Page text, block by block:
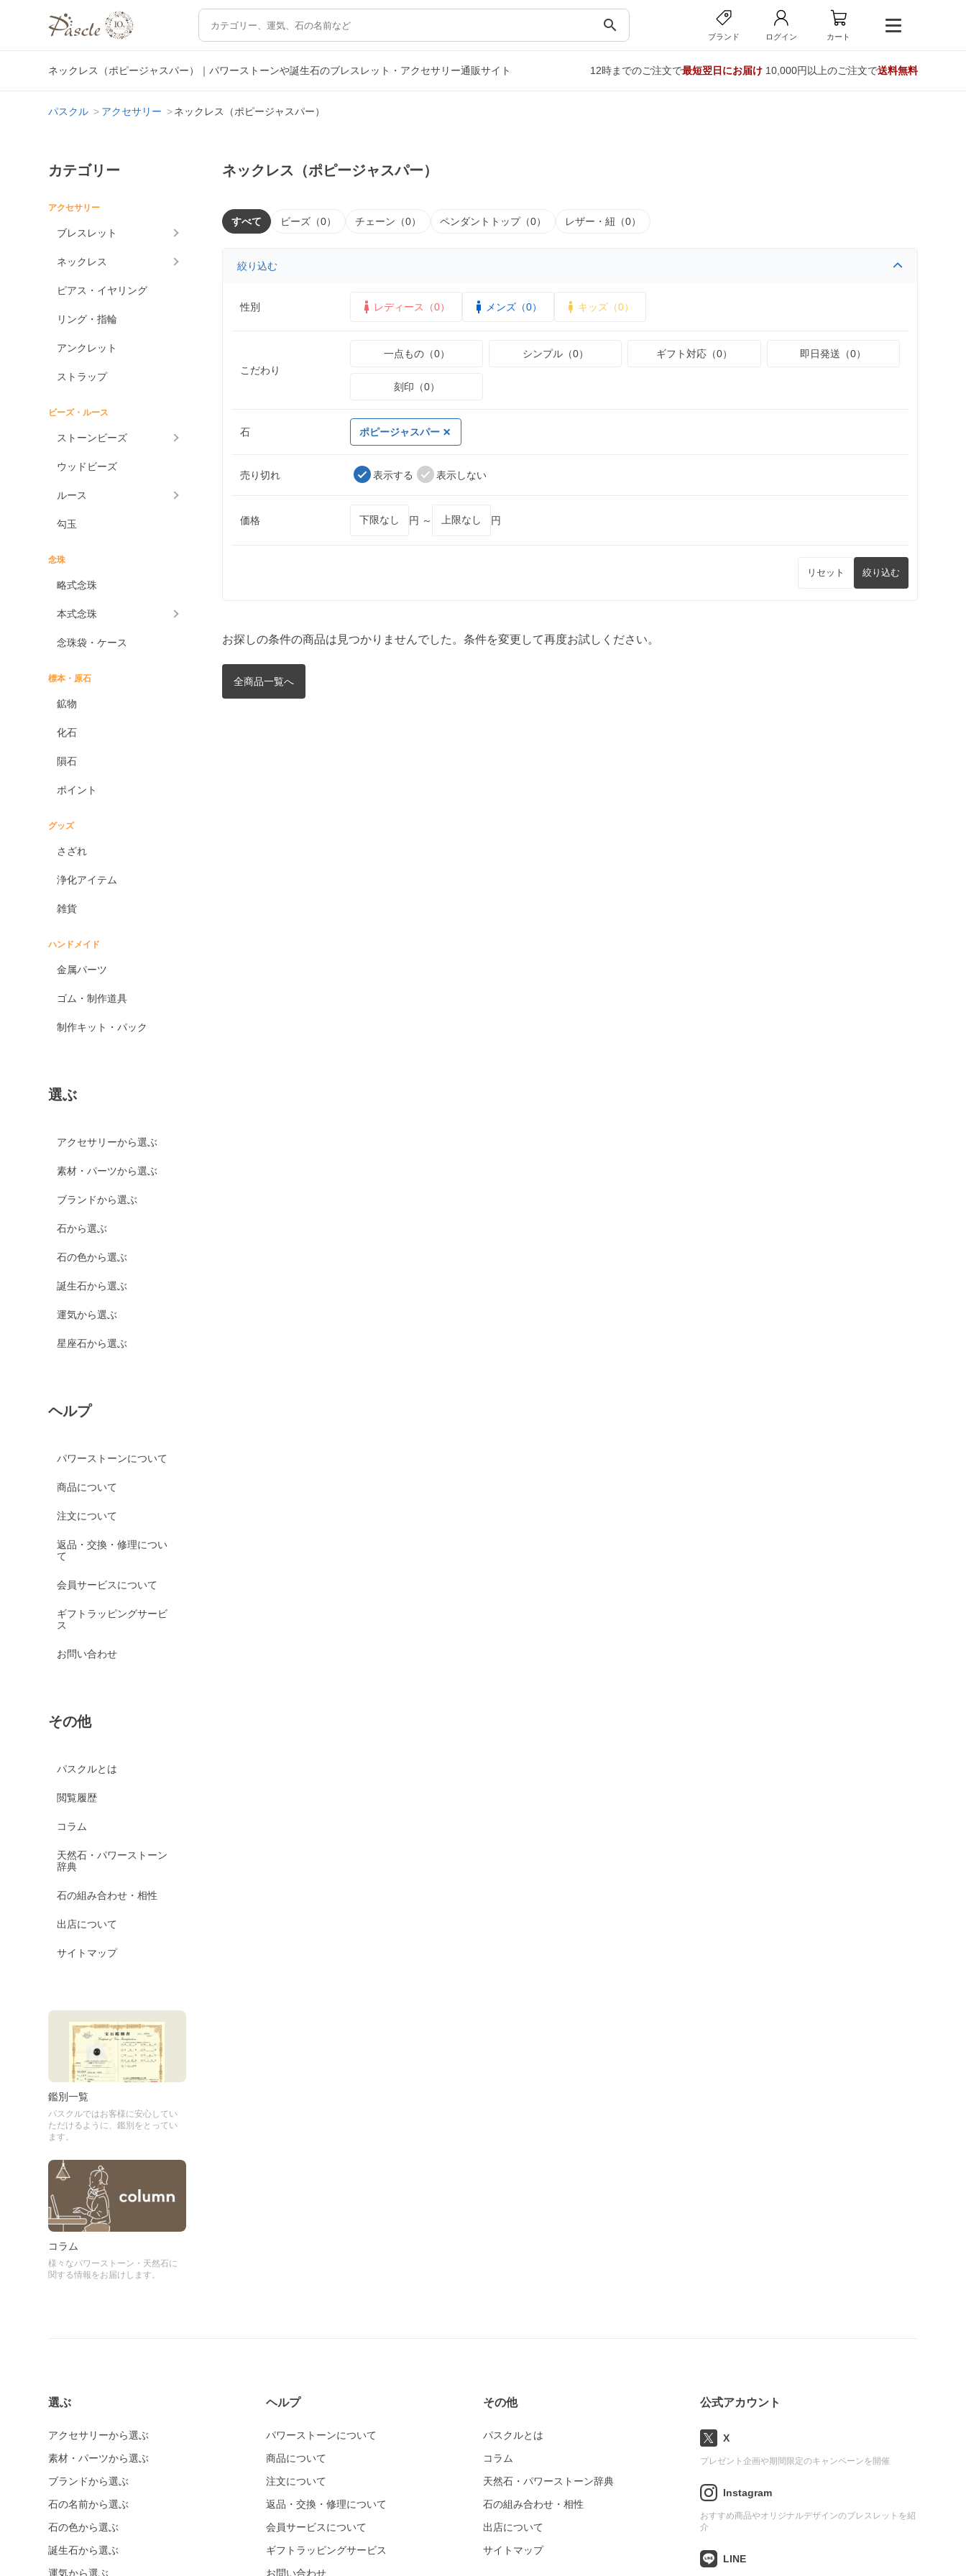
search
ブランド ログイン カート
ネックレス（ポピージャスパー）｜パワーストーンや誕生石のブレスレット・アクセサリー通販サイト 12時までのご注文で最短翌日にお届け10,000円以上のご注文で送料無料
パスクル アクセサリー ネックレス（ポピージャスパー）
カテゴリー
アクセサリー
ブレスレット
ネックレス
ピアス・イヤリング
リング・指輪
アンクレット
ストラップ
ビーズ・ルース
ストーンビーズ
ウッドビーズ
ルース
勾玉
念珠
略式念珠
本式念珠
念珠袋・ケース
標本・原石
鉱物
化石
隕石
ポイント
グッズ
さざれ
浄化アイテム
雑貨
ハンドメイド
金属パーツ
ゴム・制作道具
制作キット・パック
選ぶ
アクセサリーから選ぶ
素材・パーツから選ぶ
ブランドから選ぶ
石から選ぶ
石の色から選ぶ
誕生石から選ぶ
運気から選ぶ
星座石から選ぶ
ヘルプ
パワーストーンについて
商品について
注文について
返品・交換・修理につい
て
会員サービスについて
ギフトラッピングサービ
ス
お問い合わせ
その他
パスクルとは
閲覧履歴
コラム
天然石・パワーストーン
辞典
石の組み合わせ・相性
出店について
サイトマップ
鑑別一覧
パスクルではお客様に安心してい
ただけるように、鑑別をとってい
ます。
コラム
様々なパワーストーン・天然石に
関する情報をお届けします。
ネックレス（ポピージャスパー）
すべて ビーズ（0） チェーン（0） ペンダントトップ（0） レザー・紐（0）
絞り込む
性別 レディース（0） メンズ（0） キッズ（0）
こだわり
一点もの（0） シンプル（0） ギフト対応（0） 即日発送（0）
刻印（0）
石 ポピージャスパー
売り切れ 表示する 表示しない
価格 円 ～ 円
リセット 絞り込む
お探しの条件の商品は見つかりませんでした。条件を変更して再度お試しください。
全商品一覧へ
選ぶ
アクセサリーから選ぶ
素材・パーツから選ぶ
ブランドから選ぶ
石の名前から選ぶ
石の色から選ぶ
誕生石から選ぶ
運気から選ぶ
ヘルプ
パワーストーンについて
商品について
注文について
返品・交換・修理について
会員サービスについて
ギフトラッピングサービス
お問い合わせ
その他
パスクルとは
コラム
天然石・パワーストーン辞典
石の組み合わせ・相性
出店について
サイトマップ
公式アカウント
X
プレゼント企画や期間限定のキャンペーンを開催
Instagram
おすすめ商品やオリジナルデザインのブレスレットを紹
介
LINE